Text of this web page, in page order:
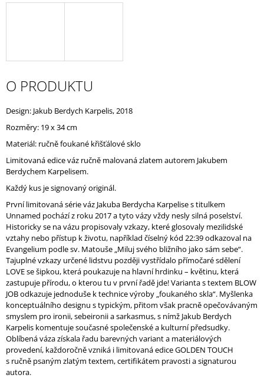
O PRODUKTU
Design: Jakub Berdych Karpelis, 2018
Rozměry: 19 x 34 cm
Materiál: ručně foukané křišťálové sklo
Limitovaná edice váz ručně malovaná zlatem autorem Jakubem
Berdychem Karpelisem.
Každý kus je signovaný originál.
První limitovaná série váz Jakuba Berdycha Karpelise s titulkem
Unnamed pochází z roku 2017 a tyto vázy vždy nesly silná poselství.
Historicky se na vázu propisovaly vzkazy, které glosovaly mezilidské
vztahy nebo přístup k životu, například číselný kód 22:39 odkazoval na
Evangelium podle sv. Matouše „Miluj svého bližního jako sám sebe“.
Tajuplné vzkazy určené lidstvu později vystřídalo přímočaré sdělení
LOVE se šipkou, která poukazuje na hlavní hrdinku – květinu, která
zastupuje přírodu, o kterou tu v první řadě jde! Varianta s textem BLOW
JOB odkazuje jednoduše k technice výroby „foukaného skla“. Myšlenka
konceptuálního designu s typickým, přitom však pracně opečovávaným
smyslem pro ironii, sebeironii a sarkasmus, s nímž Jakub Berdych
Karpelis komentuje současné společenské a kulturní předsudky.
Oblíbená váza získala řadu barevných variant a materiálových
provedení, každoročně vzniká i limitovaná edice GOLDEN TOUCH
s ručně psaným zlatým textem, certifikátem pravosti a signaturou
autora.
U
E
E